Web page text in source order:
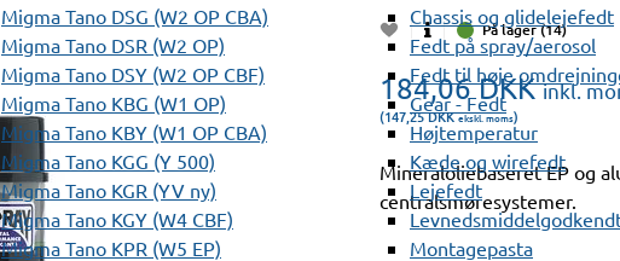
Migma Tano DSG (W2 OP CBA)
Migma Tano DSR (W2 OP)
Migma Tano DSY (W2 OP CBF)
Migma Tano KBG (W1 OP)
Migma Tano KBY (W1 OP CBA)
Migma Tano KGG (Y 500)
Migma Tano KGR (YV ny)
Migma Tano KGY (W4 CBF)
Migma Tano KPR (W5 EP)
Chassis og glidelejefedt
Fedt på spray/aerosol
Fedt til høje
Gear - Fedt
Højtemperatur
Kæde og wirefedt
Lejefedt
Montagepasta
På lager (14)
184,06DKK inkl.
(147,25DKK ekskl. moms)
Mineraloliebaseret EP og
centralsmøresystemer.